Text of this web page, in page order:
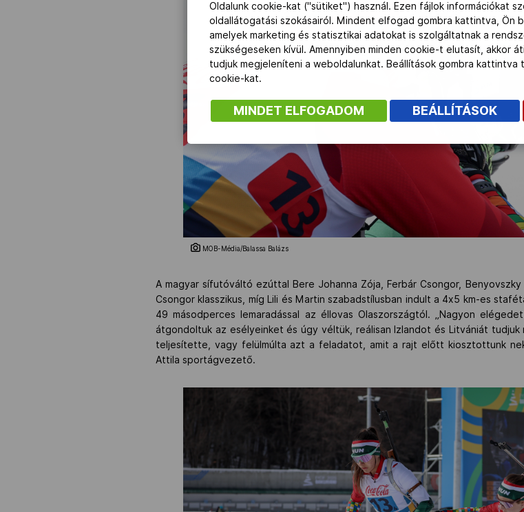
MOB-Média/Balassa Balázs
A magyar sífutóváltó ezúttal Bere Johanna Zója, Ferbár Csongor,
Csongor klasszikus, míg Lili és Martin szabadstílusban indult a 4x5 km-es
49 másodperces lemaradással az éllovas Olaszországtól. „Nagyon
átgondoltuk az esélyeinket és úgy véltük, reálisan Izlandot és Litvániát
teljesítette, vagy felülmúlta azt a feladatot, amit a rajt előtt kiosztottunk
Attila sportágvezető.
Oldalunk cookie-kat ("sütiket") használ. Ezen fájlok információkat
oldallátogatási szokásairól. Mindent elfogad gombra kattintva, Ön
amelyek marketing és statisztikai adatokat is szolgáltatnak a
szükségeseken kívül. Amennyiben minden cookie-t elutasít, akkor
tudjuk megjeleníteni a weboldalunkat. Beállítások gombra
cookie-kat.
MINDET ELFOGADOM BEÁLLÍTÁSOK